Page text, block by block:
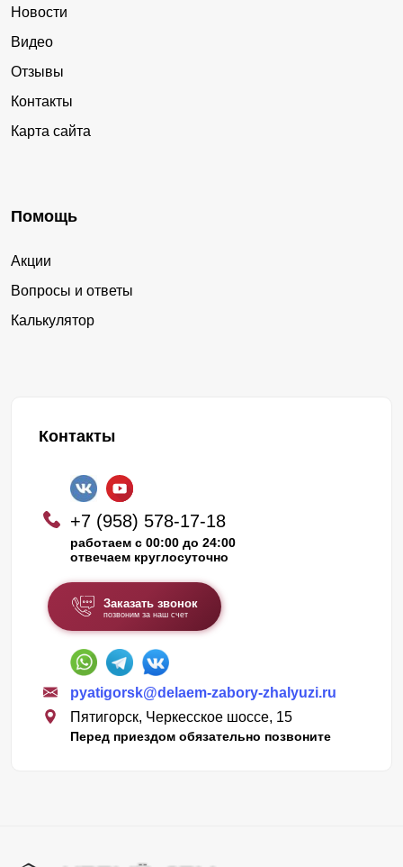
Новости
Видео
Отзывы
Контакты
Карта сайта
Помощь
Акции
Вопросы и ответы
Калькулятор
Контакты
+7 (958) 578-17-18
работаем с 00:00 до 24:00
отвечаем круглосуточно
Заказать звонок
позвоним за наш счет
pyatigorsk@delaem-zabory-zhalyuzi.ru
Пятигорск, Черкесское шоссе, 15
Перед приездом обязательно позвоните